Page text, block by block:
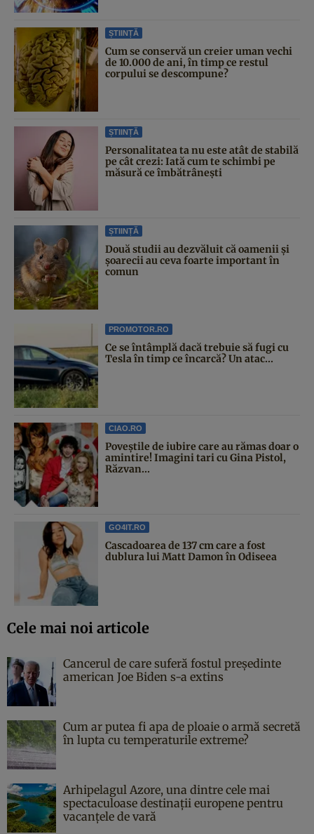
ȘTIINȚĂ
Cum se conservă un creier uman vechi
de 10.000 de ani, în timp ce restul
corpului se descompune?
ȘTIINȚĂ
Personalitatea ta nu este atât de stabilă
pe cât crezi: Iată cum te schimbi pe
măsură ce îmbătrânești
ȘTIINȚĂ
Două studii au dezvăluit că oamenii și
șoarecii au ceva foarte important în
comun
PROMOTOR.RO
Ce se întâmplă dacă trebuie să fugi cu
Tesla în timp ce încarcă? Un atac...
CIAO.RO
Poveştile de iubire care au rămas doar o
amintire! Imagini tari cu Gina Pistol,
Răzvan...
GO4IT.RO
Cascadoarea de 137 cm care a fost
dublura lui Matt Damon în Odiseea
Cele mai noi articole
Cancerul de care suferă fostul președinte
american Joe Biden s-a extins
Cum ar putea fi apa de ploaie o armă secretă
în lupta cu temperaturile extreme?
Arhipelagul Azore, una dintre cele mai
spectaculoase destinații europene pentru
vacanțele de vară